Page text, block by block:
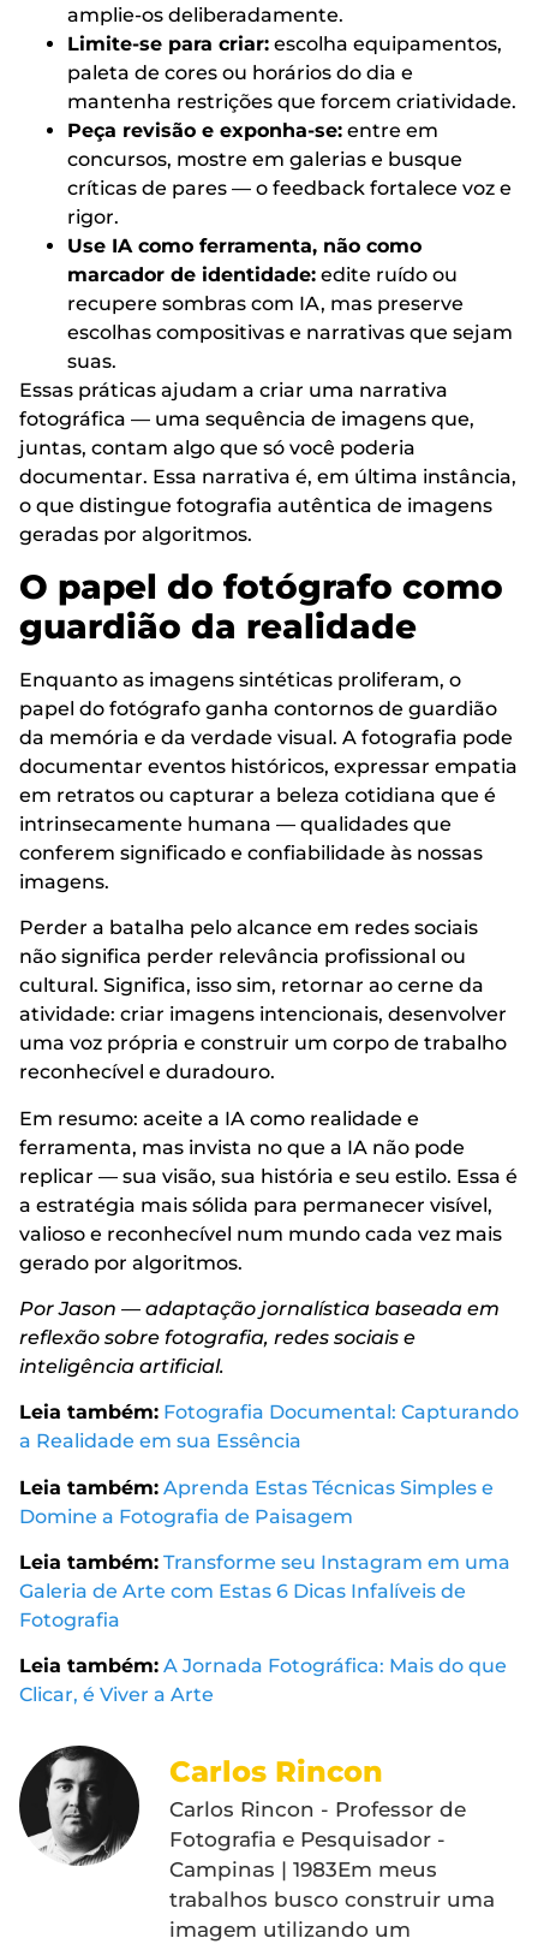
amplie-os deliberadamente.
Limite-se para criar: escolha equipamentos,
paleta de cores ou horários do dia e
mantenha restrições que forcem criatividade.
Peça revisão e exponha-se: entre em
concursos, mostre em galerias e busque
críticas de pares — o feedback fortalece voz e
rigor.
Use IA como ferramenta, não como
marcador de identidade: edite ruído ou
recupere sombras com IA, mas preserve
escolhas compositivas e narrativas que sejam
suas.
Essas práticas ajudam a criar uma narrativa
fotográfica — uma sequência de imagens que,
juntas, contam algo que só você poderia
documentar. Essa narrativa é, em última instância,
o que distingue fotografia autêntica de imagens
geradas por algoritmos.
O papel do fotógrafo como
guardião da realidade
Enquanto as imagens sintéticas proliferam, o
papel do fotógrafo ganha contornos de guardião
da memória e da verdade visual. A fotografia pode
documentar eventos históricos, expressar empatia
em retratos ou capturar a beleza cotidiana que é
intrinsecamente humana — qualidades que
conferem significado e confiabilidade às nossas
imagens.
Perder a batalha pelo alcance em redes sociais
não significa perder relevância profissional ou
cultural. Significa, isso sim, retornar ao cerne da
atividade: criar imagens intencionais, desenvolver
uma voz própria e construir um corpo de trabalho
reconhecível e duradouro.
Em resumo: aceite a IA como realidade e
ferramenta, mas invista no que a IA não pode
replicar — sua visão, sua história e seu estilo. Essa é
a estratégia mais sólida para permanecer visível,
valioso e reconhecível num mundo cada vez mais
gerado por algoritmos.
Por Jason — adaptação jornalística baseada em
reflexão sobre fotografia, redes sociais e
inteligência artificial.
Leia também: Fotografia Documental: Capturando
a Realidade em sua Essência
Leia também: Aprenda Estas Técnicas Simples e
Domine a Fotografia de Paisagem
Leia também: Transforme seu Instagram em uma
Galeria de Arte com Estas 6 Dicas Infalíveis de
Fotografia
Leia também: A Jornada Fotográfica: Mais do que
Clicar, é Viver a Arte
Carlos Rincon
Carlos Rincon - Professor de
Fotografia e Pesquisador -
Campinas | 1983Em meus
trabalhos busco construir uma
imagem utilizando um